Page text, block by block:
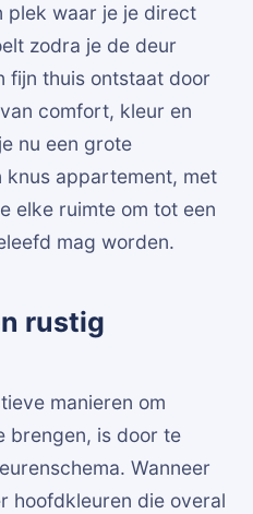
plek waar je je direct
zodra je de deur
fijn thuis ontstaat door
comfort, kleur en
nu een grote
knus appartement, met
elke ruimte om tot een
mag worden.
rustig
manieren om
brengen, is door te
Wanneer
hoofdkleuren die overal